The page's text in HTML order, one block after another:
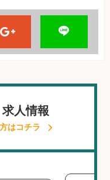
求人情報
はコチラ